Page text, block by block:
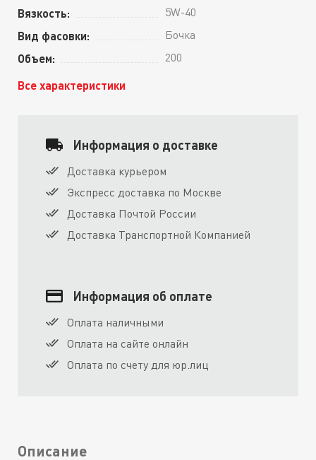
Вязкость: 5W-40
Вид фасовки: Бочка
Объем: 200
Все характеристики
Информация о доставке
Доставка курьером
Экспресс доставка по Москве
Доставка Почтой России
Доставка Транспортной Компанией
Информация об оплате
Оплата наличными
Оплата на сайте онлайн
Оплата по счету для юр.лиц
Описание